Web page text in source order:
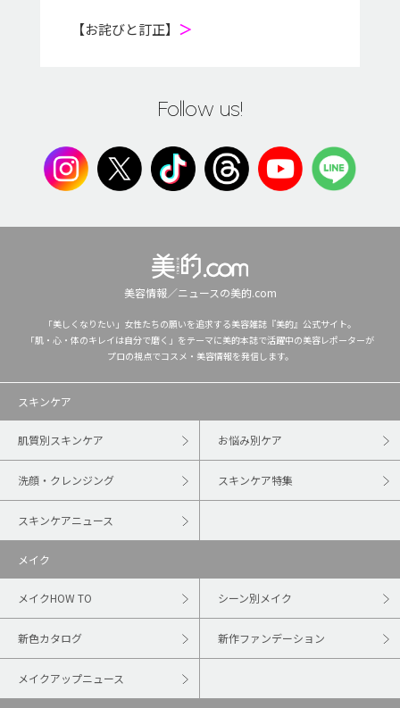
【お詫びと訂正】 ＞
Follow us!
美容情報／ニュースの美的.com
「美しくなりたい」女性たちの願いを追求する美容雑誌『美的』公式サイト。
「肌・心・体のキレイは自分で磨く」をテーマに美的本誌で活躍中の美容レポーターが
プロの視点でコスメ・美容情報を発信します。
スキンケア
肌質別スキンケア お悩み別ケア
洗顔・クレンジング スキンケア特集
スキンケアニュース
メイク
メイクHOW TO シーン別メイク
新色カタログ 新作ファンデーション
メイクアップニュース